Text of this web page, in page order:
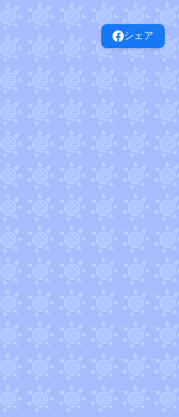
シェア